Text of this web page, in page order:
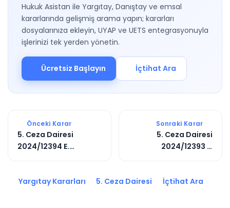
Hukuk Asistan ile Yargıtay, Danıştay ve emsal
kararlarında gelişmiş arama yapın; kararları
dosyalarınıza ekleyin, UYAP ve UETS entegrasyonuyla
işlerinizi tek yerden yönetin.
Ücretsiz Başlayın İçtihat Ara
Önceki Karar
5. Ceza Dairesi
2024/12394 E.
Sonraki Karar
5. Ceza Dairesi
2024/12393 E.
Yargıtay Kararları 5. Ceza Dairesi İçtihat Ara